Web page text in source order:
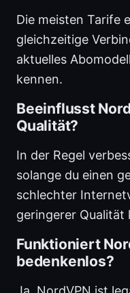
Die meisten Tarife
gleichzeitige
aktuelles
kennen.
Beeinflusst
Qualität?
In der Regel
solange du einen
schlechter
geringerer Qualität
Funktioniert
bedenkenlos?